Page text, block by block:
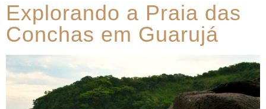
Explorando a Praia das
Conchas em Guarujá